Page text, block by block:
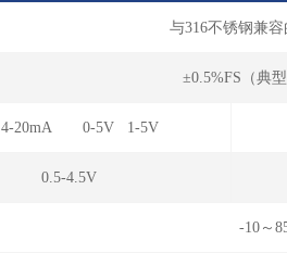
与316不锈钢兼
±0.5%FS（典
4-20mA 0-5V 1-5V
0.5-4.5V
-10～